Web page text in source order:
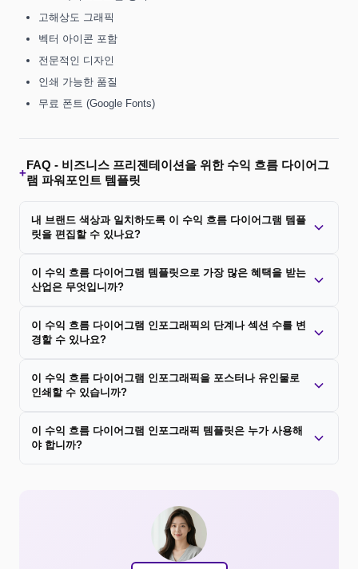
고해상도 그래픽
벡터 아이콘 포함
전문적인 디자인
인쇄 가능한 품질
무료 폰트 (Google Fonts)
+
FAQ - 비즈니스 프리젠테이션을 위한 수익 흐름 다이어그
램 파워포인트 템플릿
내 브랜드 색상과 일치하도록 이 수익 흐름 다이어그램 템플
릿을 편집할 수 있나요?
이 수익 흐름 다이어그램 템플릿으로 가장 많은 혜택을 받는
산업은 무엇입니까?
이 수익 흐름 다이어그램 인포그래픽의 단계나 섹션 수를 변
경할 수 있나요?
이 수익 흐름 다이어그램 인포그래픽을 포스터나 유인물로
인쇄할 수 있습니까?
이 수익 흐름 다이어그램 인포그래픽 템플릿은 누가 사용해
야 합니까?